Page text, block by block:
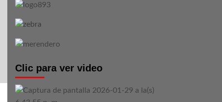
Clic para ver video